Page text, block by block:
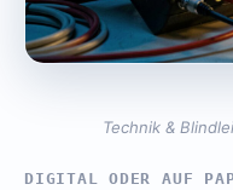
Technik &
DIGITAL ODER AUF